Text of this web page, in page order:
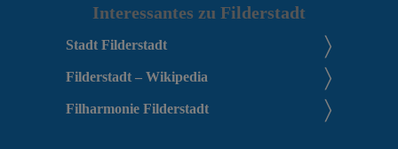
Interessantes zu Filderstadt
Stadt Filderstadt
Filderstadt – Wikipedia
Filharmonie Filderstadt